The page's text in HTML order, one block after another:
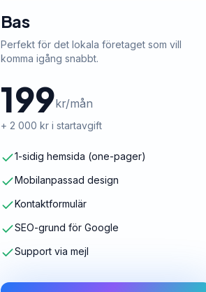
Bas
Perfekt för det lokala företaget som vill
komma igång snabbt.
199kr/mån
+ 2 000 kr i startavgift
1-sidig hemsida (one-pager)
Mobilanpassad design
Kontaktformulär
SEO-grund för Google
Support via mejl